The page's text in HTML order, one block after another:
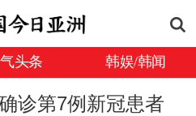
头条 韩娱/韩闻
诊第7例新冠患者